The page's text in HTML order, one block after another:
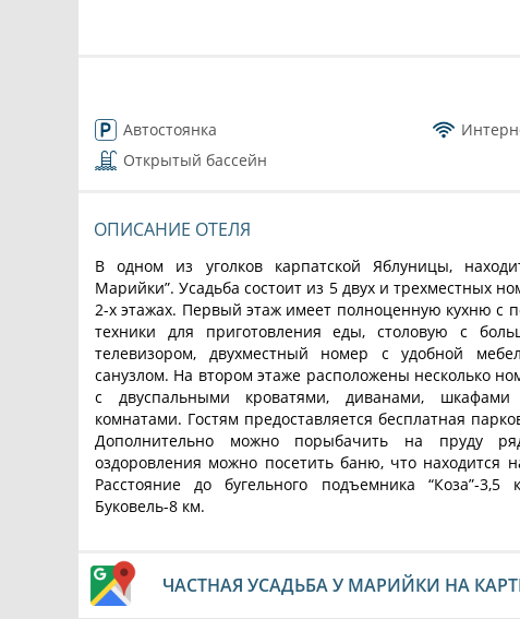
Автостоянка
Открытый бассейн
ОПИСАНИЕ ОТЕЛЯ
В одном из уголков карпатской Яблуницы,
Марийки”. Усадьба состоит из 5 двух и трехместных
2-х этажах. Первый этаж имеет полноценную кухню с
техники для приготовления еды, столовую с
телевизором, двухместный номер с удобной
санузлом. На втором этаже расположены несколько
с двуспальными кроватями, диванами,
комнатами. Гостям предоставляется бесплатная
Дополнительно можно порыбачить на пруду
оздоровления можно посетить баню, что находится
Расстояние до бугельного подъемника “Коза”-
Буковель-8 км.
ЧАСТНАЯ УСАДЬБА У МАРИЙКИ НА